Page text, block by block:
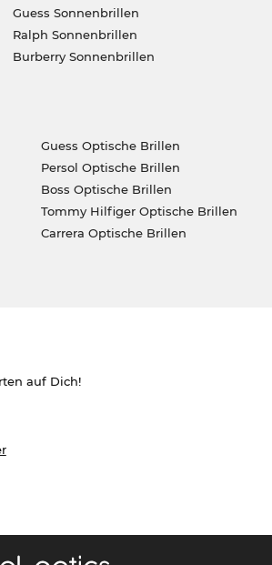
Guess Sonnenbrillen
Ralph Sonnenbrillen
Burberry Sonnenbrillen
Guess Optische Brillen
Persol Optische Brillen
Boss Optische Brillen
Tommy Hilfiger Optische Brillen
Carrera Optische Brillen
auf Dich!